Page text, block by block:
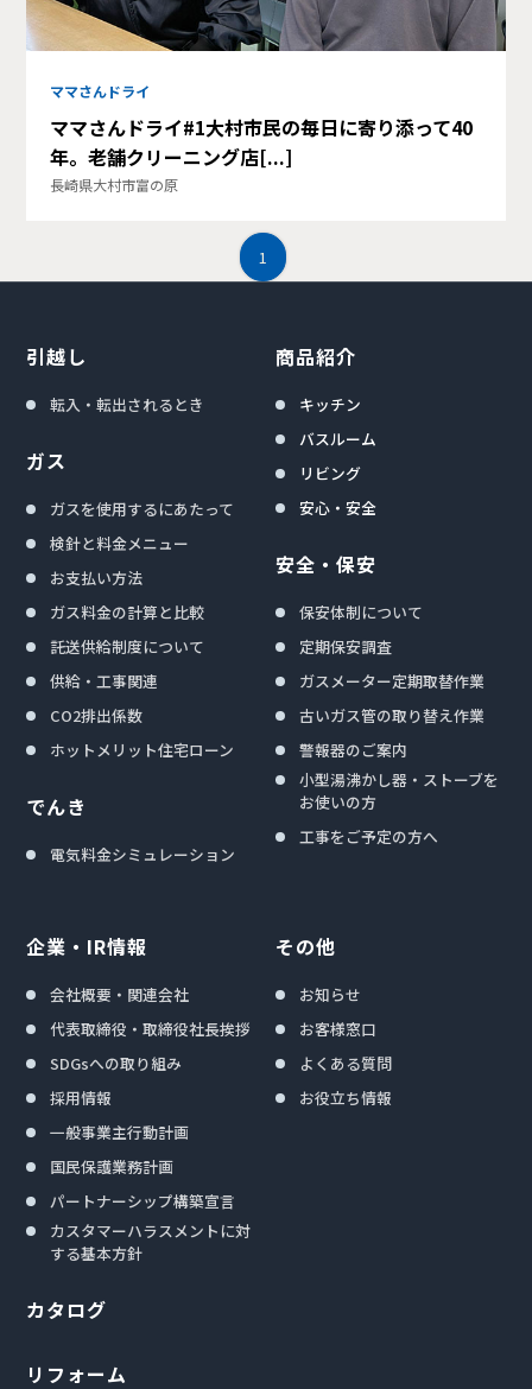
ママさんドライ
ママさんドライ#1大村市民の毎日に寄り添って40
年。老舗クリーニング店[...]
長崎県大村市富の原
1
引越し
転入・転出されるとき
ガス
ガスを使用するにあたって
検針と料金メニュー
お支払い方法
ガス料金の計算と比較
託送供給制度について
供給・工事関連
CO2排出係数
ホットメリット住宅ローン
でんき
電気料金シミュレーション
商品紹介
キッチン
バスルーム
リビング
安心・安全
安全・保安
保安体制について
定期保安調査
ガスメーター定期取替作業
古いガス管の取り替え作業
警報器のご案内
小型湯沸かし器・ストーブを
お使いの方
工事をご予定の方へ
企業・IR情報
会社概要・関連会社
代表取締役・取締役社長挨拶
SDGsへの取り組み
採用情報
一般事業主行動計画
国民保護業務計画
パートナーシップ構築宣言
カスタマーハラスメントに対
する基本方針
カタログ
リフォーム
その他
お知らせ
お客様窓口
よくある質問
お役立ち情報